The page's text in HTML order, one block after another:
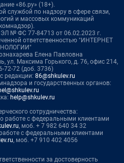
«86.ру» (18+).
службой по надзору в сфере связи,
и массовых коммуникаций
№ ФС 77-84713 от 06.02.2023 г.
ответственностью "ИНТЕРНЕТ
Елена Павловна
ул. Максима Горького, д. 76, офис 214,
72-72 (доб. 3736)
редакции: 86@shkulev.ru
и государственных органов:
help@shkulev.ru
сотрудничества:
с федеральными клиентами
, моб. + 7 982 640 34 32
с федеральными клиентами
, моб. +7 910 402 4056
за достоверность